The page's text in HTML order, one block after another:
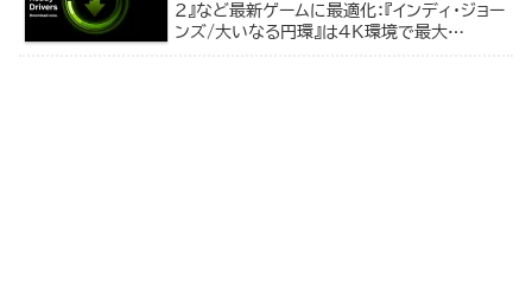
2』など最新ゲームに最適化：『インディ・ジョー
ンズ/大いなる円環』は4K環境で最大